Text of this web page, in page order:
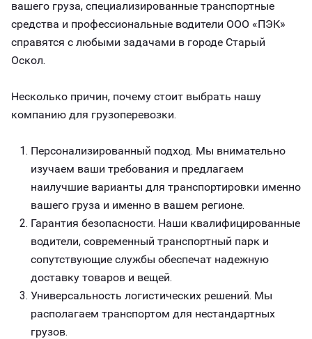
вашего груза, специализированные транспортные
средства и профессиональные водители ООО «ПЭК»
справятся с любыми задачами в городе Старый
Оскол.
Несколько причин, почему стоит выбрать нашу
компанию для грузоперевозки.
Персонализированный подход. Мы внимательно
изучаем ваши требования и предлагаем
наилучшие варианты для транспортировки именно
вашего груза и именно в вашем регионе.
Гарантия безопасности. Наши квалифицированные
водители, современный транспортный парк и
сопутствующие службы обеспечат надежную
доставку товаров и вещей.
Универсальность логистических решений. Мы
располагаем транспортом для нестандартных
грузов.